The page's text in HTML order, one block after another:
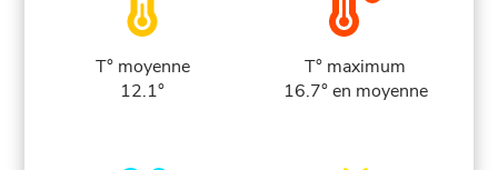
T° moyenne
12.1°
T° maximum
16.7° en moyenne